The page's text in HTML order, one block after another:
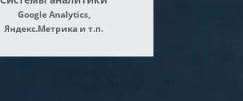
Google Analytics,
Яндекс.Метрика и т.п.